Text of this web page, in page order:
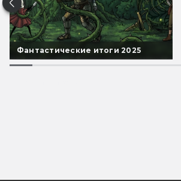
Фантастические итоги 2025